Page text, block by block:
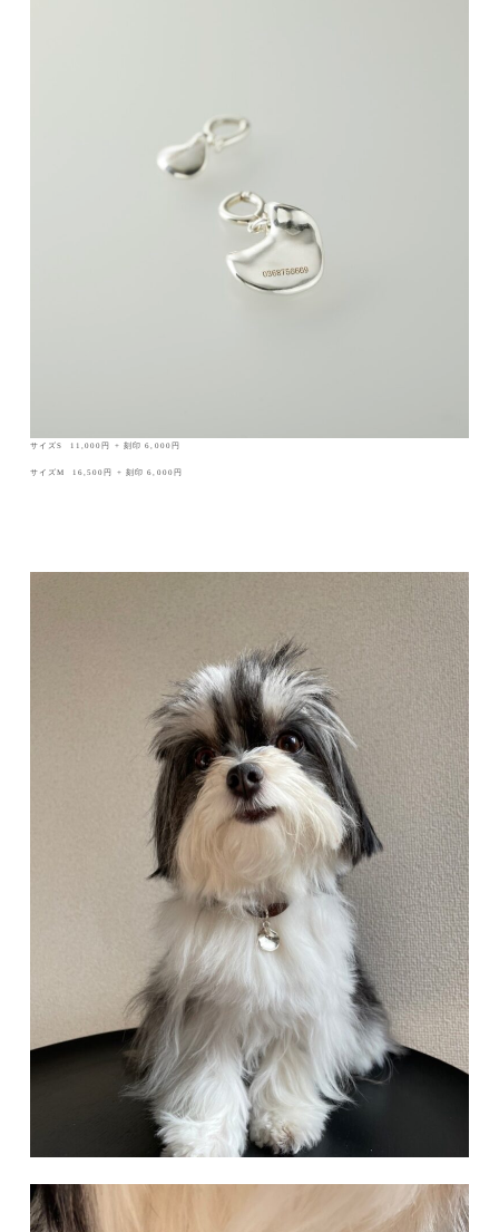
サイズS 11,000円 + 刻印 6,000円
サイズM 16,500円 + 刻印 6,000円